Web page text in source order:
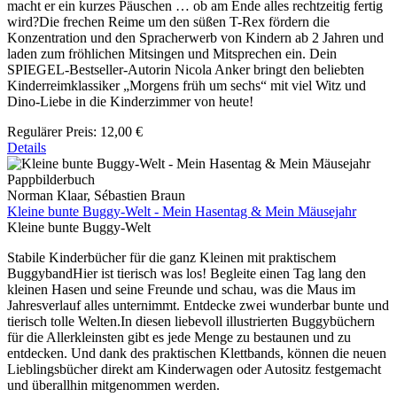
macht er ein kurzes Päuschen … ob am Ende alles rechtzeitig fertig
wird?Die frechen Reime um den süßen T-Rex fördern die
Konzentration und den Spracherwerb von Kindern ab 2 Jahren und
laden zum fröhlichen Mitsingen und Mitsprechen ein. Dein
SPIEGEL-Bestseller-Autorin Nicola Anker bringt den beliebten
Kinderreimklassiker „Morgens früh um sechs“ mit viel Witz und
Dino-Liebe in die Kinderzimmer von heute!
Regulärer Preis: 12,00 €
Details
Pappbilderbuch
Norman Klaar, Sébastien Braun
Kleine bunte Buggy-Welt - Mein Hasentag & Mein Mäusejahr
Kleine bunte Buggy-Welt
Stabile Kinderbücher für die ganz Kleinen mit praktischem
BuggybandHier ist tierisch was los! Begleite einen Tag lang den
kleinen Hasen und seine Freunde und schau, was die Maus im
Jahresverlauf alles unternimmt. Entdecke zwei wunderbar bunte und
tierisch tolle Welten.In diesen liebevoll illustrierten Buggybüchern
für die Allerkleinsten gibt es jede Menge zu bestaunen und zu
entdecken. Und dank des praktischen Klettbands, können die neuen
Lieblingsbücher direkt am Kinderwagen oder Autositz festgemacht
und überallhin mitgenommen werden.